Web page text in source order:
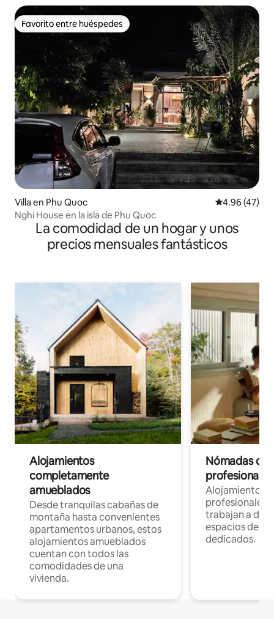
Favorito entre huéspedes
Favorito entre huéspedes
Villa en Phu Quoc Calificación
4.96 (47)
Nghi House en la isla de Phu Quoc
La comodidad de un hogar y unos
precios mensuales fantásticos
Alojamientos
completamente
amueblados
Desde tranquilas cabañas de
montaña hasta convenientes
apartamentos urbanos, estos
alojamientos amueblados
cuentan con todos las
comodidades de una
vivienda.
Nómadas
Alojamientos
profesionales
trabajan a
espacios de
dedicados.